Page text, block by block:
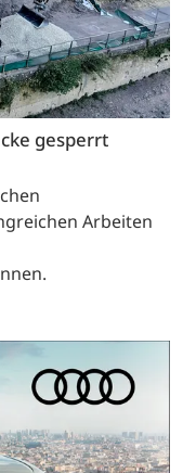
gesperrt
Arbeiten